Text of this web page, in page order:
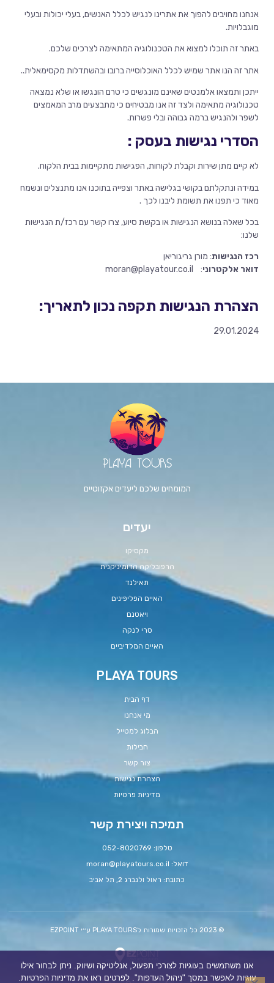
אנחנו מחויבים להפוך את אתרינו לנגיש לכלל האנשים, בעלי יכולות ובעלי
מוגבלויות.
באתר זה תוכלו למצוא את הטכנולוגיה המתאימה לצרכים שלכם.
אתר זה הנו אתר שמיש לכלל האוכלוסייה ברובו ובהשתדלות מקסימאלית..
ייתכן ותמצאו אלמנטים שאינם מונגשים כי טרם הונגשו או שלא נמצאה
טכנולוגיה מתאימה ולצד זה אנו מבטיחים כי מתבצעים מרב המאמצים
לשפר ולהנגיש ברמה גבוהה ובלי פשרות.
הסדרי נגישות בעסק :
לא קיים מתן שירות וקבלת לקוחות, הפגישות מתקיימות בבית הלקוח.
במידה ונתקלתם בקושי בגלישה באתר וצפייה בתוכנו אנו מתנצלים ונשמח
מאוד כי תפנו את תשומת ליבנו לכך .
בכל שאלה בנושא הנגישות או בקשת סיוע, צרו קשר עם רכז/ת הנגישות
שלנו:
רכז הנגישות: מורן גריגוריאן
דואר אלקטרוני:
moran@playatour.co.il
הצהרת הנגישות תקפה נכון לתאריך:
29.01.2024
המומחים שלכם ליעדים אקזוטיים
יעדים
מקסיקו
הרפובליקה הדומיניקנית
תאילנד
האיים הפליפינים
ויאטנם
סרי לנקה
האיים המלדיביים
PLAYA TOURS
דף הבית
מי אנחנו
הבלוג למטייל
חבילות
צור קשר
הצהרת נגישות
מדיניות פרטיות
תמיכה ויצירת קשר
טלפון: 052-8020769
דואל: moran@playatours.co.il
כתובת: ראול ולנברג 2, תל אביב
© 2023 כל הזכויות שמורות לPLAYA TOURS ע׳׳י EZPOINT
אנו משתמשים בעוגיות לצורכי תפעול, אנליטיקה ושיווק. ניתן לבחור אילו
עוגיות לאפשר במסך "ניהול העדפות". לפרטים ראו את מדיניות הפרטיות.